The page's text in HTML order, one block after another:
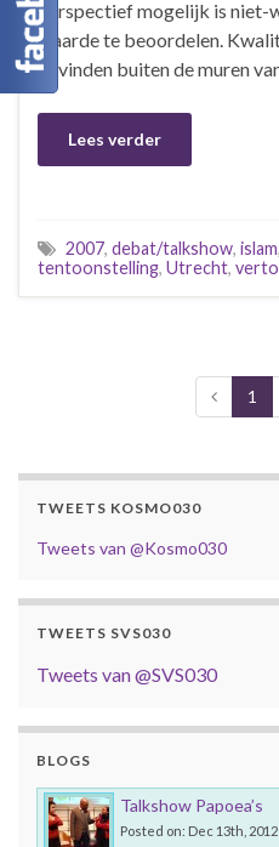
perspectief mogelijk is niet-
waarde te beoordelen.
te vinden buiten de muren
Lees verder
2007, debat/talkshow, islam,
tentoonstelling, Utrecht,
1
TWEETS KOSMO030
Tweets van @Kosmo030
TWEETS SVS030
Tweets van @SVS030
BLOGS
Talkshow Papoea’s
Posted on: Dec 13th, 2012